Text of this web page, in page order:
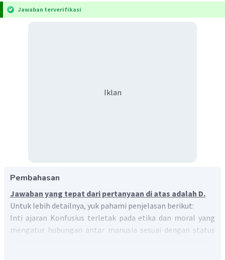
Jawaban terverifikasi
Iklan
Pembahasan
Jawaban yang tepat dari pertanyaan di atas adalah D.
Untuk lebih detailnya, yuk pahami penjelasan berikut:
Inti ajaran Konfusius terletak pada etika dan moral yang
mengatur hubungan antar manusia sesuai dengan status